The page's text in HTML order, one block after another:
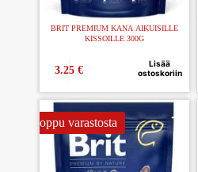
BRIT PREMIUM KANA AIKUISILLE
KISSOILLE 300G
3.25€
Lisää
ostoskoriin
Loppu varastosta